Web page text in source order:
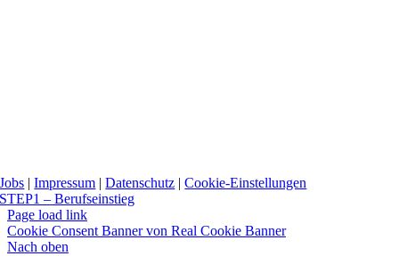
Jobs |Impressum |Datenschutz |Cookie-Einstellungen
STEP1 – Berufseinstieg
Page load link
Cookie Consent Banner von Real Cookie Banner
Nach oben